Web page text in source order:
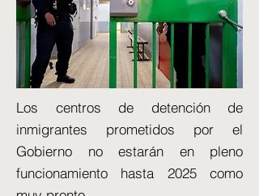
Los centros de detención de
inmigrantes prometidos por el
Gobierno no estarán en pleno
funcionamiento hasta 2025 como